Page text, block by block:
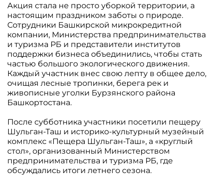
Акция стала не просто уборкой территории, а
настоящим праздником заботы о природе.
Сотрудники Башкирской микрокредитной
компании, Министерства предпринимательства
и туризма РБ и представители институтов
поддержки бизнеса объединились, чтобы стать
частью большого экологического движения.
Каждый участник внес свою лепту в общее дело,
очищая лесные тропинки, берега рек и
живописные уголки Бурзянского района
Башкортостана.
После субботника участники посетили пещеру
Шульган-Таш и историко-культурный музейный
комплекс «Пещера Шульган-Таш», а «круглый
стол», организованный Министерством
предпринимательства и туризма РБ, где
обсуждались итоги летнего сезона.